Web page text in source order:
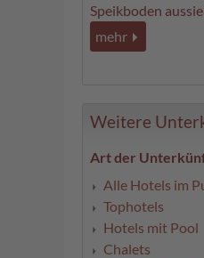
Speikboden
mehr
Weitere
Art der
Alle Hotels im
Tophotels
Hotels mit Pool
Chalets